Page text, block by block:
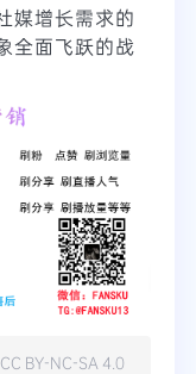
媒增长需求的
全面飞跃的战
CC BY-NC-SA 4.0